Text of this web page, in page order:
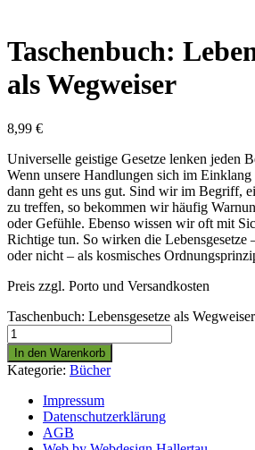
Taschenbuch:
als Wegweiser
8,99 €
Universelle geistige Gesetze lenken jeden
Wenn unsere Handlungen sich im
dann geht es uns gut. Sind wir im Begriff,
zu treffen, so bekommen wir häufig
oder Gefühle. Ebenso wissen wir oft mit
Richtige tun. So wirken die Lebensgesetze
oder nicht – als kosmisches
Preis zzgl. Porto und Versandkosten
Taschenbuch: Lebensgesetze als
In den Warenkorb
Kategorie: Bücher
Impressum
Datenschutzerklärung
AGB